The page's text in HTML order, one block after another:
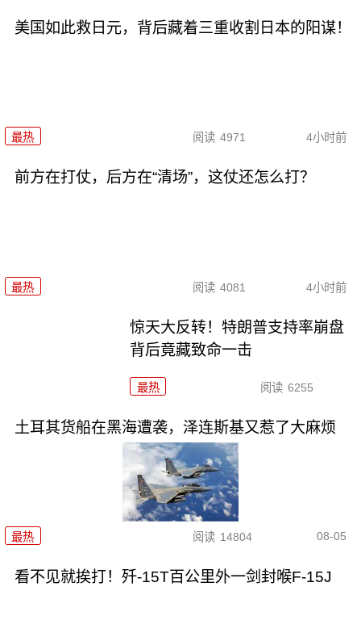
美国如此救日元，背后藏着三重收割日本的阳谋！
最热 阅读 4971 4小时前
前方在打仗，后方在“清场”，这仗还怎么打？
最热 阅读 4081 4小时前
惊天大反转！特朗普支持率崩盘
背后竟藏致命一击
最热 阅读 6255
土耳其货船在黑海遭袭，泽连斯基又惹了大麻烦
最热 阅读 14804 08-05
看不见就挨打！歼-15T百公里外一剑封喉F-15J